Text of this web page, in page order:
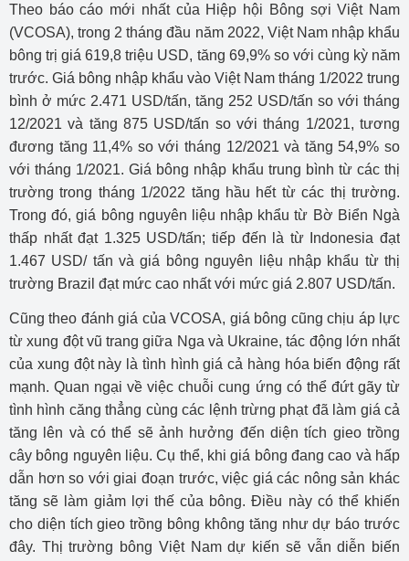
Theo báo cáo mới nhất của Hiệp hội Bông sợi Việt Nam
(VCOSA), trong 2 tháng đầu năm 2022, Việt Nam nhập khẩu
bông trị giá 619,8 triệu USD, tăng 69,9% so với cùng kỳ năm
trước. Giá bông nhập khẩu vào Việt Nam tháng 1/2022 trung
bình ở mức 2.471 USD/tấn, tăng 252 USD/tấn so với tháng
12/2021 và tăng 875 USD/tấn so với tháng 1/2021, tương
đương tăng 11,4% so với tháng 12/2021 và tăng 54,9% so
với tháng 1/2021. Giá bông nhập khẩu trung bình từ các thị
trường trong tháng 1/2022 tăng hầu hết từ các thị trường.
Trong đó, giá bông nguyên liệu nhập khẩu từ Bờ Biển Ngà
thấp nhất đạt 1.325 USD/tấn; tiếp đến là từ Indonesia đạt
1.467 USD/ tấn và giá bông nguyên liệu nhập khẩu từ thị
trường Brazil đạt mức cao nhất với mức giá 2.807 USD/tấn.
Cũng theo đánh giá của VCOSA, giá bông cũng chịu áp lực
từ xung đột vũ trang giữa Nga và Ukraine, tác động lớn nhất
của xung đột này là tình hình giá cả hàng hóa biến động rất
mạnh. Quan ngại về việc chuỗi cung ứng có thể đứt gãy từ
tình hình căng thẳng cùng các lệnh trừng phạt đã làm giá cả
tăng lên và có thể sẽ ảnh hưởng đến diện tích gieo trồng
cây bông nguyên liệu. Cụ thể, khi giá bông đang cao và hấp
dẫn hơn so với giai đoạn trước, việc giá các nông sản khác
tăng sẽ làm giảm lợi thế của bông. Điều này có thể khiến
cho diện tích gieo trồng bông không tăng như dự báo trước
đây. Thị trường bông Việt Nam dự kiến sẽ vẫn diễn biến